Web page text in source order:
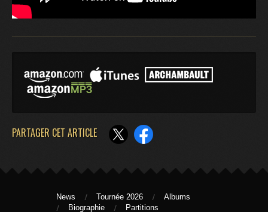
PARTAGER CET ARTICLE
News Tournée 2026
Albums
Biographie
Partitions